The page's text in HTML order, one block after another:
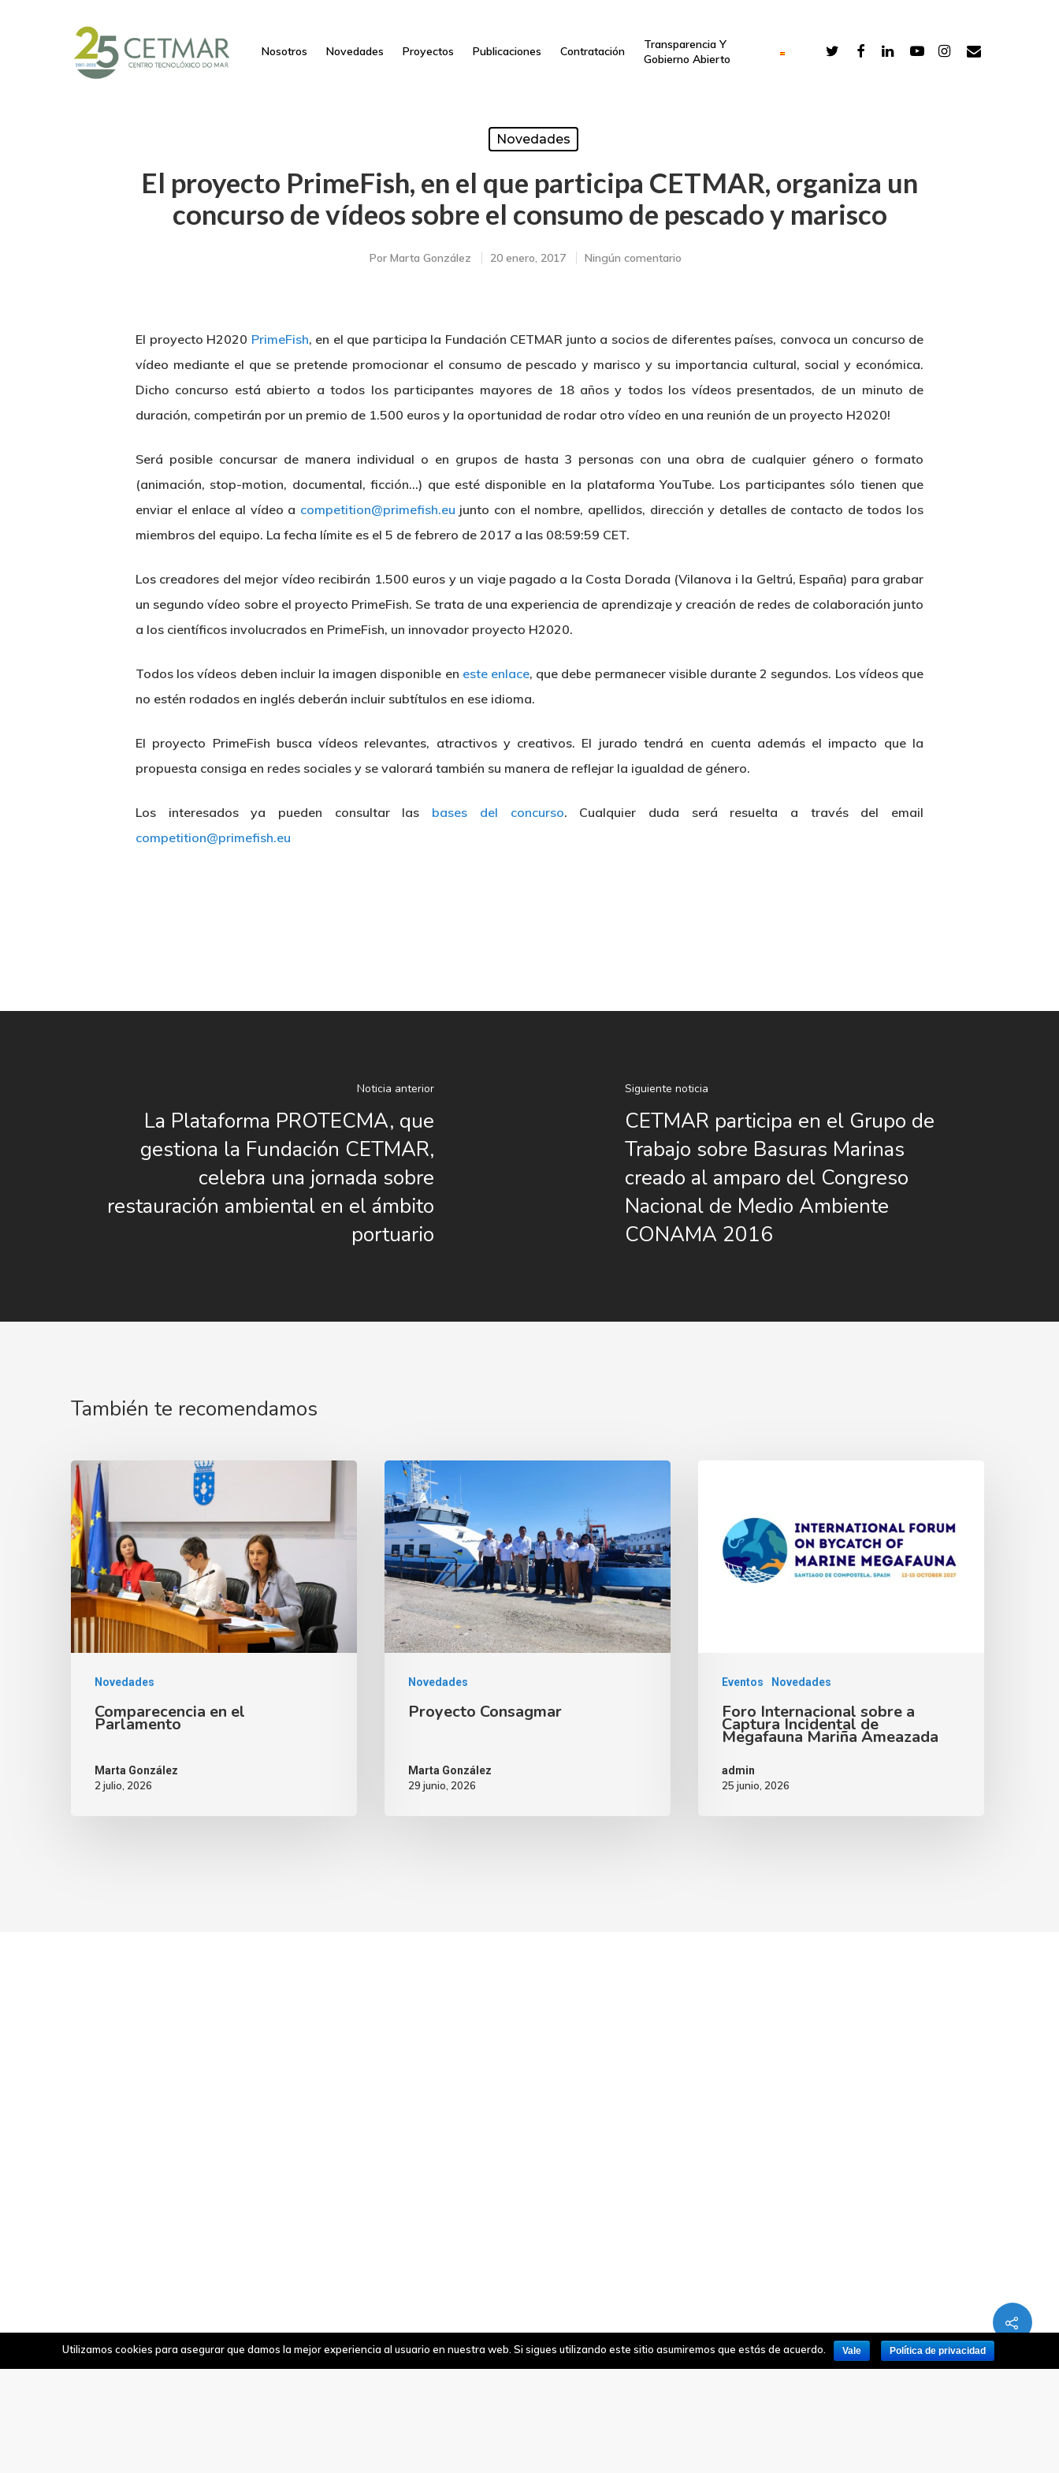
Nosotros Novedades Proyectos Publicaciones Contratación
Transparencia Y
Gobierno Abierto
Novedades
El proyecto PrimeFish, en el que participa CETMAR, organiza un
concurso de vídeos sobre el consumo de pescado y marisco
Por Marta González 20 enero, 2017 Ningún comentario
El proyecto H2020 PrimeFish, en el que participa la Fundación CETMAR junto a socios de diferentes países, convoca un concurso de
vídeo mediante el que se pretende promocionar el consumo de pescado y marisco y su importancia cultural, social y económica.
Dicho concurso está abierto a todos los participantes mayores de 18 años y todos los vídeos presentados, de un minuto de
duración, competirán por un premio de 1.500 euros y la oportunidad de rodar otro vídeo en una reunión de un proyecto H2020!
Será posible concursar de manera individual o en grupos de hasta 3 personas con una obra de cualquier género o formato
(animación, stop-motion, documental, ficción…) que esté disponible en la plataforma YouTube. Los participantes sólo tienen que
enviar el enlace al vídeo a competition@primefish.eu junto con el nombre, apellidos, dirección y detalles de contacto de todos los
miembros del equipo. La fecha límite es el 5 de febrero de 2017 a las 08:59:59 CET.
Los creadores del mejor vídeo recibirán 1.500 euros y un viaje pagado a la Costa Dorada (Vilanova i la Geltrú, España) para grabar
un segundo vídeo sobre el proyecto PrimeFish. Se trata de una experiencia de aprendizaje y creación de redes de colaboración junto
a los científicos involucrados en PrimeFish, un innovador proyecto H2020.
Todos los vídeos deben incluir la imagen disponible en este enlace, que debe permanecer visible durante 2 segundos. Los vídeos que
no estén rodados en inglés deberán incluir subtítulos en ese idioma.
El proyecto PrimeFish busca vídeos relevantes, atractivos y creativos. El jurado tendrá en cuenta además el impacto que la
propuesta consiga en redes sociales y se valorará también su manera de reflejar la igualdad de género.
Los interesados ya pueden consultar las bases del concurso. Cualquier duda será resuelta a través del email
competition@primefish.eu
Noticia anterior
La Plataforma PROTECMA, que
gestiona la Fundación CETMAR,
celebra una jornada sobre
restauración ambiental en el ámbito
portuario
Siguiente noticia
CETMAR participa en el Grupo de
Trabajo sobre Basuras Marinas
creado al amparo del Congreso
Nacional de Medio Ambiente
CONAMA 2016
También te recomendamos
Novedades
Comparecencia en el
Parlamento
Marta González
2 julio, 2026
Novedades
Proyecto Consagmar
Marta González
29 junio, 2026
Eventos Novedades
Foro Internacional sobre a
Captura Incidental de
Megafauna Mariña Ameazada
admin
25 junio, 2026
Utilizamos cookies para asegurar que damos la mejor experiencia al usuario en nuestra web. Si sigues utilizando este sitio asumiremos que estás de acuerdo. Vale Política de privacidad